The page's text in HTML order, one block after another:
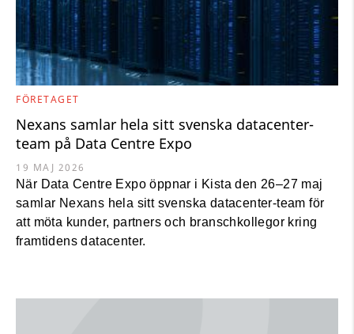
FÖRETAGET
Nexans samlar hela sitt svenska datacenter-
team på Data Centre Expo
19 MAJ 2026
När Data Centre Expo öppnar i Kista den 26–27 maj
samlar Nexans hela sitt svenska datacenter-team för
att möta kunder, partners och branschkollegor kring
framtidens datacenter.